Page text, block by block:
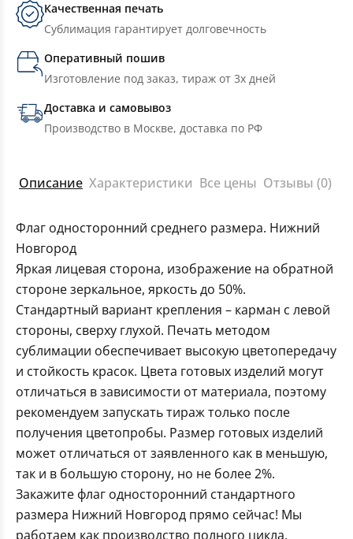
Качественная печать
Сублимация гарантирует долговечность
Оперативный пошив
Изготовление под заказ, тираж от 3х дней
Доставка и самовывоз
Производство в Москве, доставка по РФ
Описание Характеристики Все цены Отзывы (0)
Флаг односторонний среднего размера. Нижний
Новгород
Яркая лицевая сторона, изображение на обратной
стороне зеркальное, яркость до 50%.
Стандартный вариант крепления – карман с левой
стороны, сверху глухой. Печать методом
сублимации обеспечивает высокую цветопередачу
и стойкость красок. Цвета готовых изделий могут
отличаться в зависимости от материала, поэтому
рекомендуем запускать тираж только после
получения цветопробы. Размер готовых изделий
может отличаться от заявленного как в меньшую,
так и в большую сторону, но не более 2%.
Закажите флаг односторонний стандартного
размера Нижний Новгород прямо сейчас! Мы
работаем как производство полного цикла,